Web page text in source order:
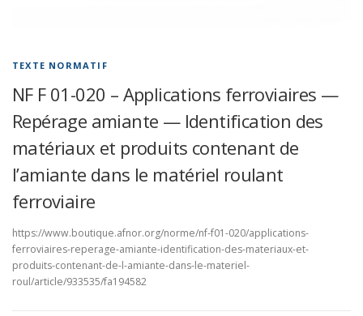
TEXTE NORMATIF
NF F 01-020 – Applications ferroviaires —
Repérage amiante — Identification des
matériaux et produits contenant de
l’amiante dans le matériel roulant
ferroviaire
https://www.boutique.afnor.org/norme/nf-f01-020/applications-
ferroviaires-reperage-amiante-identification-des-materiaux-et-
produits-contenant-de-l-amiante-dans-le-materiel-
roul/article/933535/fa194582